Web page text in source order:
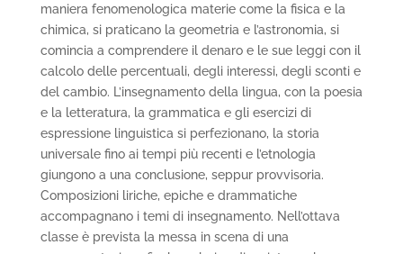
maniera fenomenologica materie come la fisica e la
chimica, si praticano la geometria e l’astronomia, si
comincia a comprendere il denaro e le sue leggi con il
calcolo delle percentuali, degli interessi, degli sconti e
del cambio. L’insegnamento della lingua, con la poesia
e la letteratura, la grammatica e gli esercizi di
espressione linguistica si perfezionano, la storia
universale fino ai tempi più recenti e l’etnologia
giungono a una conclusione, seppur provvisoria.
Composizioni liriche, epiche e drammatiche
accompagnano i temi di insegnamento. Nell’ottava
classe è prevista la messa in scena di una